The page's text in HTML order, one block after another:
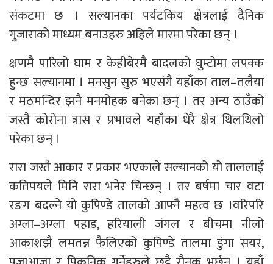
संकटमा छ । सल्यानका पर्यटकिय क्षेत्रलाई दैनिक
गुजाराको माध्यम बनाउहरु अहिले मारमा परेका छन् ।
क्षणमै पारिलो घाम र केहीबेरमै बादलको घुम्टोमा लपक्क
हुन्छ सल्यानमा । मनसुन सुरु भएसंगै यहाँका ताल–तलैया
र मठमन्दिर झनै मनमोहक बनेका छन् । तर अन्य ठाउँको
जस्तै कोरोना त्रास र प्रभावले यहाँका धेरै क्षेत्र थिलथिलो
परेका छन् ।
रारा जस्तै आकार र प्रकार भएकाले सल्यानको यो ताललाई
कतिपयले मिनि रारा भनेर चिन्छन् । तर बर्षमा चार वटा
रङग बदल्ने यो कुपिण्डे तालको आफ्नै महत्व छ ।वरिपरि
अग्ला–अग्ला पहाड, हरियाली जंगल र बीचमा नीलो
आकाशझै लमतन्न फैलिएको कुपिण्डे तालमा डुंगा सयर,